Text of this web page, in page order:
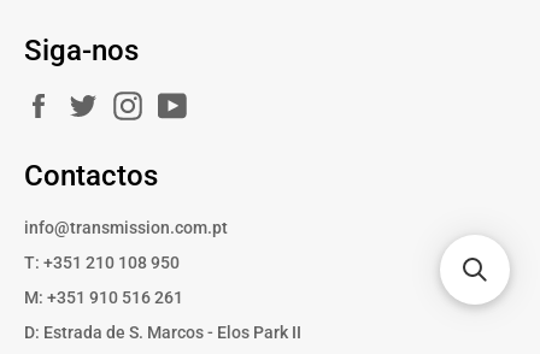
Siga-nos
FacebookTwitterInstagram
Contactos
info@transmission.com.pt
T: +351 210 108 950
M: +351 910 516 261
D: Estrada de S. Marcos - Elos Park II